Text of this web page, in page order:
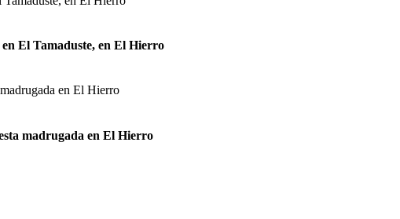
El Tamaduste, en El Hierro
madrugada en El Hierro